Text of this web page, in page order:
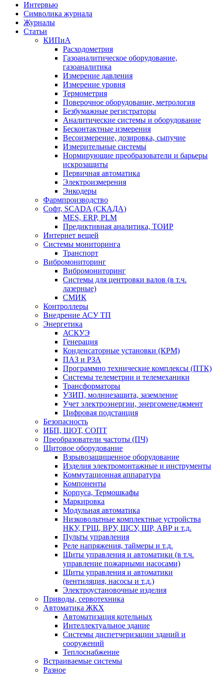
Интервью
Символика журнала
Журналы
Статьи
КИПиА
Расходометрия
Газоаналитическое оборудование,
газоаналитика
Измерение давления
Измерение уровня
Термометрия
Поверочное оборудование, метрология
Безбумажные регистраторы
Аналитические системы и оборудование
Бесконтактные измерения
Весоизмерение, дозировка, сыпучие
Измерительные системы
Нормирующие преобразователи и барьеры
искрозащиты
Первичная автоматика
Электроизмерения
Энкодеры
Фармпроизводство
Софт, SCADA (СКАДА)
MES, ERP, PLM
Предиктивная аналитика, ТОИР
Интернет вещей
Системы мониторинга
Транспорт
Вибромониторинг
Вибромониторинг
Системы для центровки валов (в т.ч.
лазерные)
СМИК
Контроллеры
Внедрение АСУ ТП
Энергетика
АСКУЭ
Генерация
Конденсаторные установки (КРМ)
ПАЗ и РЗА
Программно технические комплексы (ПТК)
Системы телеметрии и телемеханики
Трансформаторы
УЗИП, молниезащита, заземление
Учет электроэнергии, энергоменеджмент
Цифровая подстанция
Безопасность
ИБП, ШОТ, СОПТ
Преобразователи частоты (ПЧ)
Щитовое оборудование
Взрывозащищенное оборудование
Изделия электромонтажные и инструменты
Коммутационная аппаратура
Компоненты
Корпуса, Термошкафы
Маркировка
Модульная автоматика
Низковольтные комплектные устройства
НКУ, ГРЩ, ВРУ, ЩСУ, ШР, АВР и т.д.
Пульты управления
Реле напряжения, таймеры и т.д.
Щиты управления и автоматики (в т.ч.
управление пожарными насосами)
Щиты управления и автоматики
(вентиляция, насосы и т.д.)
Электроустановочные изделия
Приводы, сервотехника
Автоматика ЖКХ
Автоматизация котельных
Интеллектуальное здание
Системы диспетчеризации зданий и
сооружений
Теплоснабжение
Встраиваемые системы
Разное